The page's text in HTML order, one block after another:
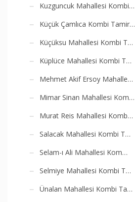
Kuzguncuk Mahallesi Kombi…
Küçük Çamlıca Kombi Tamir…
Küçüksu Mahallesi Kombi T…
Küplüce Mahallesi Kombi T…
Mehmet Akif Ersoy Mahalle…
Mimar Sinan Mahallesi Kom…
Murat Reis Mahallesi Komb…
Salacak Mahallesi Kombi T…
Selam-ı Ali Mahallesi Kom…
Selmiye Mahallesi Kombi T…
Ünalan Mahallesi Kombi Ta…